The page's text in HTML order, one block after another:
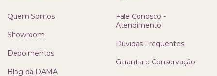
Quem Somos
Showroom
Depoimentos
Blog da DAMA
Fale Conosco -
Atendimento
Dúvidas Frequentes
Garantia e Conservação